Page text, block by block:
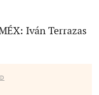
Iván Terrazas